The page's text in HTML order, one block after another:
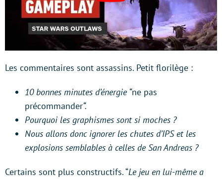
Les commentaires sont assassins. Petit florilège :
10 bonnes minutes d’énergie “ne pas
précommander“.
Pourquoi les graphismes sont si moches ?
Nous allons donc ignorer les chutes d’IPS et les
explosions semblables à celles de San Andreas ?
Certains sont plus constructifs. “Le jeu en lui-même a